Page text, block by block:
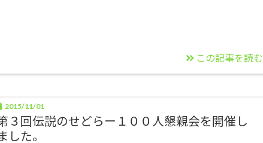
この記事を読む
2015/11/01
３回伝説のせどらー１００人懇親会を開催し
した。